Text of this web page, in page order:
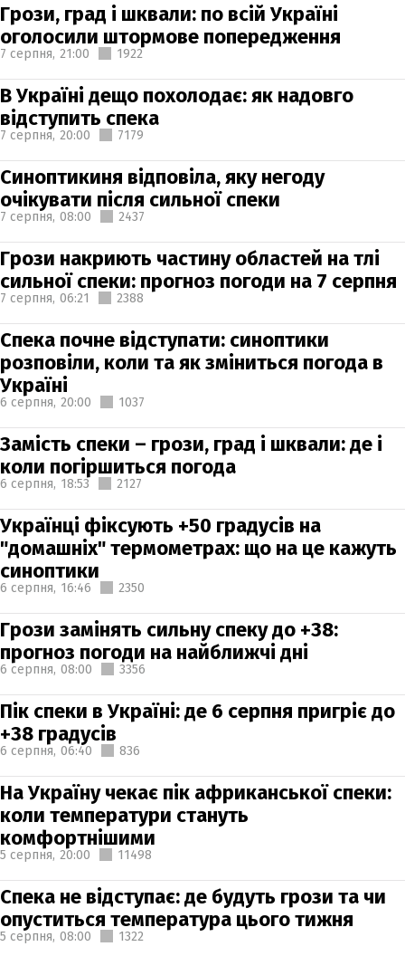
Грози, град і шквали: по всій Україні
оголосили штормове попередження
7 серпня, 21:00 1922
В Україні дещо похолодає: як надовго
відступить спека
7 серпня, 20:00 7179
Синоптикиня відповіла, яку негоду
очікувати після сильної спеки
7 серпня, 08:00 2437
Грози накриють частину областей на тлі
сильної спеки: прогноз погоди на 7 серпня
7 серпня, 06:21 2388
Спека почне відступати: синоптики
розповіли, коли та як зміниться погода в
Україні
6 серпня, 20:00 1037
Замість спеки – грози, град і шквали: де і
коли погіршиться погода
6 серпня, 18:53 2127
Українці фіксують +50 градусів на
"домашніх" термометрах: що на це кажуть
синоптики
6 серпня, 16:46 2350
Грози замінять сильну спеку до +38:
прогноз погоди на найближчі дні
6 серпня, 08:00 3356
Пік спеки в Україні: де 6 серпня пригріє до
+38 градусів
6 серпня, 06:40 836
На Україну чекає пік африканської спеки:
коли температури стануть
комфортнішими
5 серпня, 20:00 11498
Спека не відступає: де будуть грози та чи
опуститься температура цього тижня
5 серпня, 08:00 1322